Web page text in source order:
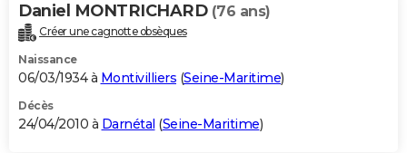
Daniel MONTRICHARD (76 ans)
Créer une cagnotte obsèques
Naissance
06/03/1934 à Montivilliers (Seine-Maritime)
Décès
24/04/2010 à Darnétal (Seine-Maritime)